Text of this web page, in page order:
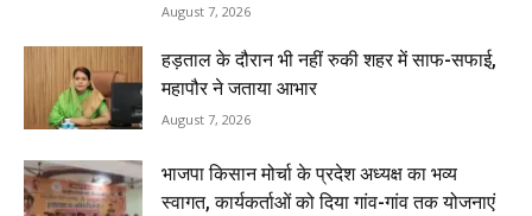
August 7, 2026
हड़ताल के दौरान भी नहीं रुकी शहर में साफ-सफाई,
महापौर ने जताया आभार
August 7, 2026
भाजपा किसान मोर्चा के प्रदेश अध्यक्ष का भव्य
स्वागत, कार्यकर्ताओं को दिया गांव-गांव तक योजनाएं